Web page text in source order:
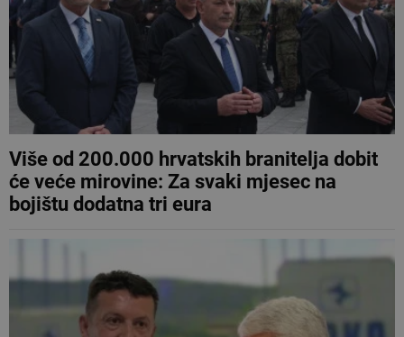
Više od 200.000 hrvatskih branitelja dobit
će veće mirovine: Za svaki mjesec na
bojištu dodatna tri eura